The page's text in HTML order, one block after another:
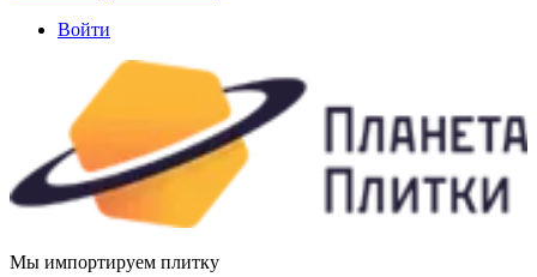
Войти
Мы импортируем плитку